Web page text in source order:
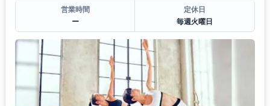
営業時間
ー
定休日
毎週火曜日